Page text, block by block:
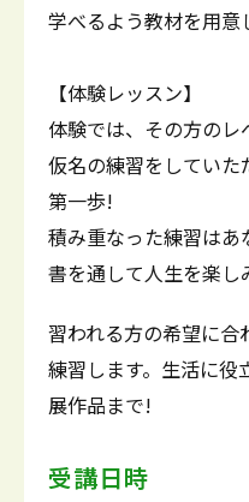
学べるよう教材を用意
【体験レッスン】
体験では、その方の
仮名の練習をしていた
第一歩!
積み重なった練習はあ
書を通して人生を楽し
習われる方の希望に合
練習します。生活に役
展作品まで!
受講日時